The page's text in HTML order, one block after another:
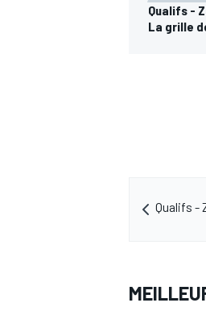
Qualifs -
La grille
Qualifs -